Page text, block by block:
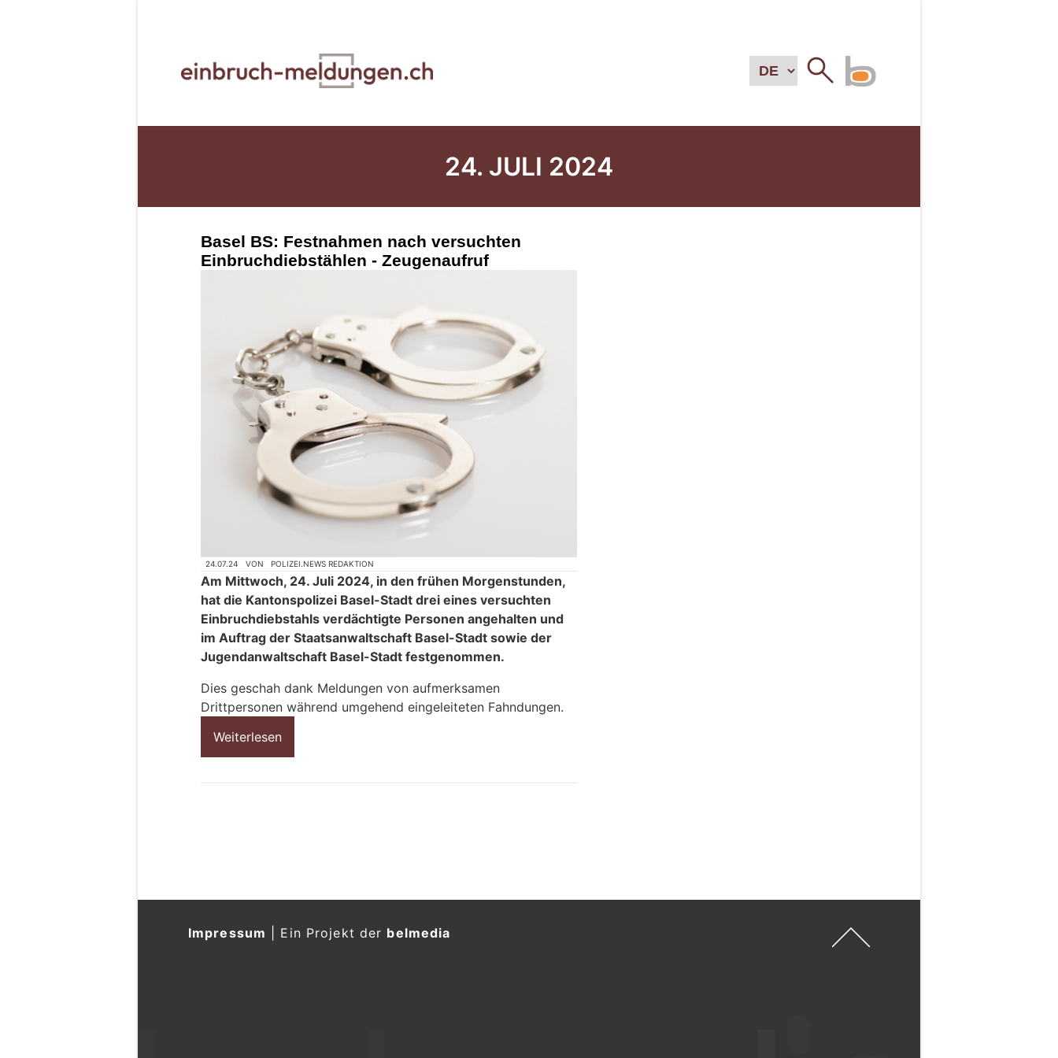
24. JULI 2024
Basel BS: Festnahmen nach versuchten
Einbruchdiebstählen - Zeugenaufruf
24.07.24 VON POLIZEI.NEWS REDAKTION
Am Mittwoch, 24. Juli 2024, in den frühen Morgenstunden,
hat die Kantonspolizei Basel-Stadt drei eines versuchten
Einbruchdiebstahls verdächtigte Personen angehalten und
im Auftrag der Staatsanwaltschaft Basel-Stadt sowie der
Jugendanwaltschaft Basel-Stadt festgenommen.
Dies geschah dank Meldungen von aufmerksamen
Drittpersonen während umgehend eingeleiteten Fahndungen.
Weiterlesen
Impressum Ein Projekt der belmedia